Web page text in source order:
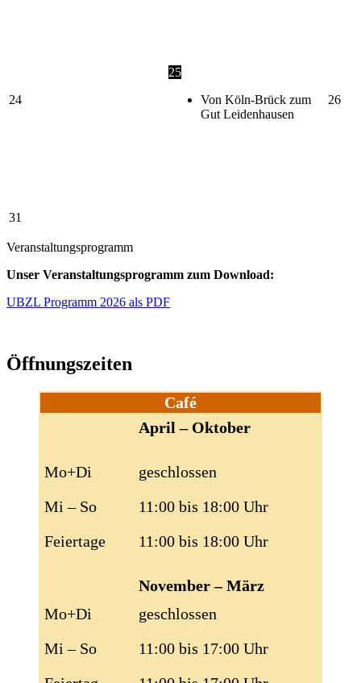
24
25
Von Köln-Brück zum
Gut Leidenhausen
26
31
Veranstaltungsprogramm
Unser Veranstaltungsprogramm zum Download:
UBZL Programm 2026 als PDF
Öffnungszeiten
Café
April – Oktober
Mo+Di
Mi – So
Feiertage
geschlossen
11:00 bis 18:00 Uhr
11:00 bis 18:00 Uhr
November – März
Mo+Di
Mi – So
geschlossen
11:00 bis 17:00 Uhr